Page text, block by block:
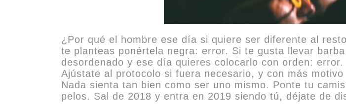
¿Por qué el hombre ese día si quiere ser diferente al
te planteas ponértela negra: error. Si te gusta llevar
desordenado y ese día quieres colocarlo con orden: error.
Ajústate al protocolo si fuera necesario, y con más motivo
Nada sienta tan bien como ser uno mismo. Ponte tu
pelos. Sal de 2018 y entra en 2019 siendo tú, déjate de